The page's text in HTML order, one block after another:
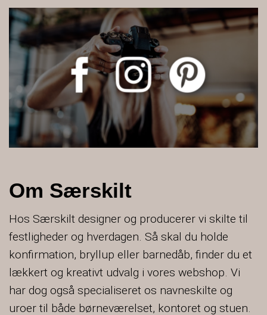
Om Særskilt
Hos Særskilt designer og producerer vi skilte til
festligheder og hverdagen. Så skal du holde
konfirmation, bryllup eller barnedåb, finder du et
lækkert og kreativt udvalg i vores webshop. Vi
har dog også specialiseret os navneskilte og
uroer til både børneværelset, kontoret og stuen.